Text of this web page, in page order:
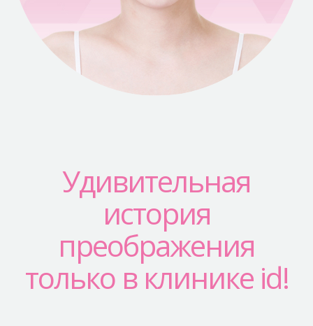
Безопасная хирургия
Консультация
Реальные До/После селфи
Удивительная
история
преображения
только в клинике id!